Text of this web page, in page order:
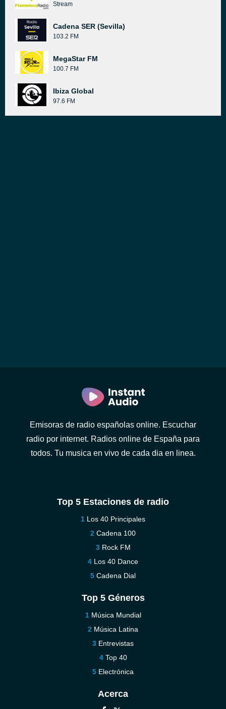
Stream
Cadena SER (Sevilla)
103.2 FM
MegaStar FM
100.7 FM
Ibiza Global
97.6 FM
Emisoras de radio españolas online. Escuchar
radio por internet. Radios online de España para
todos. Tu musica en vivo de cada dia en linea.
Top 5 Estaciones de radio
Los 40 Principales
Cadena 100
Rock FM
Los 40 Dance
Cadena Dial
Top 5 Géneros
Música Mundial
Música Latina
Entrevistas
Top 40
Electrónica
Acerca